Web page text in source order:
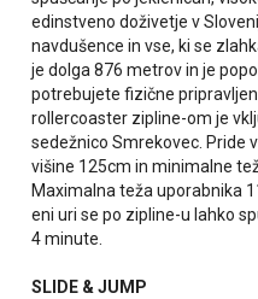
edinstveno doživetje v
navdušence in vse, ki se
je dolga 876 metrov in je
potrebujete fizične
rollercoaster zipline-om je
sedežnico Smrekovec. Pride
višine 125cm in minimalne
Maximalna teža uporabnika
eni uri se po zipline-u lahko
4 minute.
SLIDE & JUMP